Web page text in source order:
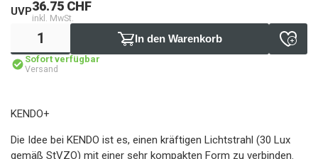
UVP36.75 CHF
inkl. MwSt.
In den Warenkorb
Sofort verfügbar
Versand
KENDO+
Die Idee bei KENDO ist es, einen kräftigen Lichtstrahl (30 Lux
gemäß StVZO) mit einer sehr kompakten Form zu verbinden.